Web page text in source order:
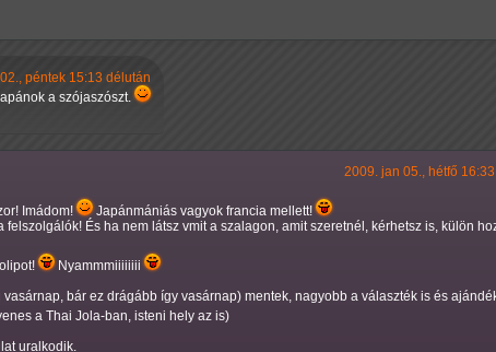
péntek 15:13 délután
a szójaszószt.
2009. jan 05., hétfő
Imádom!
Japánmániás vagyok francia mellett!
És ha nem látsz vmit a szalagon, amit szeretnél, kérhetsz is, külön
Nyammmiiiiiiii
bár ez drágább így vasárnap) mentek, nagyobb a választék is és
a Thai Jola-ban, isteni hely az is)
uralkodik.